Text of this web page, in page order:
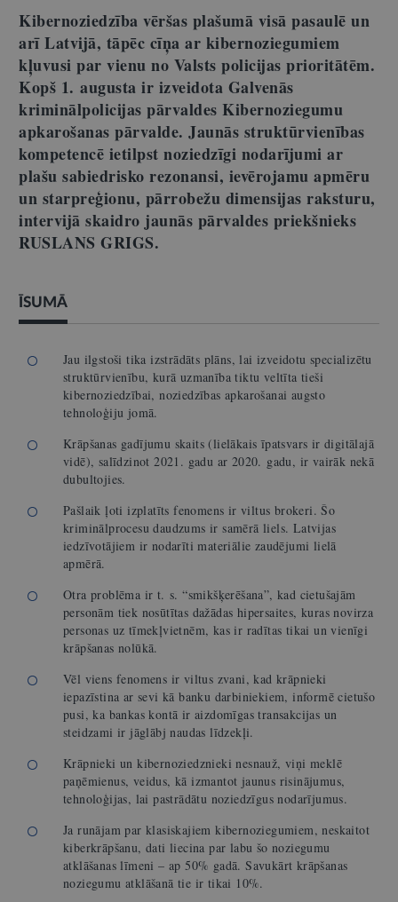
Kibernoziedzība vēršas plašumā visā pasaulē un
arī Latvijā, tāpēc cīņa ar kibernoziegumiem
kļuvusi par vienu no Valsts policijas prioritātēm.
Kopš 1. augusta ir izveidota Galvenās
kriminālpolicijas pārvaldes Kibernoziegumu
apkarošanas pārvalde. Jaunās struktūrvienības
kompetencē ietilpst noziedzīgi nodarījumi ar
plašu sabiedrisko rezonansi, ievērojamu apmēru
un starpreģionu, pārrobežu dimensijas raksturu,
intervijā skaidro jaunās pārvaldes priekšnieks
RUSLANS GRIGS.
ĪSUMĀ
Jau ilgstoši tika izstrādāts plāns, lai izveidotu specializētu
struktūrvienību, kurā uzmanība tiktu veltīta tieši
kibernoziedzībai, noziedzības apkarošanai augsto
tehnoloģiju jomā.
Krāpšanas gadījumu skaits (lielākais īpatsvars ir digitālajā
vidē), salīdzinot 2021. gadu ar 2020. gadu, ir vairāk nekā
dubultojies.
Pašlaik ļoti izplatīts fenomens ir viltus brokeri. Šo
kriminālprocesu daudzums ir samērā liels. Latvijas
iedzīvotājiem ir nodarīti materiālie zaudējumi lielā
apmērā.
Otra problēma ir t. s. “smikšķerēšana”, kad cietušajām
personām tiek nosūtītas dažādas hipersaites, kuras novirza
personas uz tīmekļvietnēm, kas ir radītas tikai un vienīgi
krāpšanas nolūkā.
Vēl viens fenomens ir viltus zvani, kad krāpnieki
iepazīstina ar sevi kā banku darbiniekiem, informē cietušo
pusi, ka bankas kontā ir aizdomīgas transakcijas un
steidzami ir jāglābj naudas līdzekļi.
Krāpnieki un kibernoziedznieki nesnauž, viņi meklē
paņēmienus, veidus, kā izmantot jaunus risinājumus,
tehnoloģijas, lai pastrādātu noziedzīgus nodarījumus.
Ja runājam par klasiskajiem kibernoziegumiem, neskaitot
kiberkrāpšanu, dati liecina par labu šo noziegumu
atklāšanas līmeni – ap 50% gadā. Savukārt krāpšanas
noziegumu atklāšanā tie ir tikai 10%.